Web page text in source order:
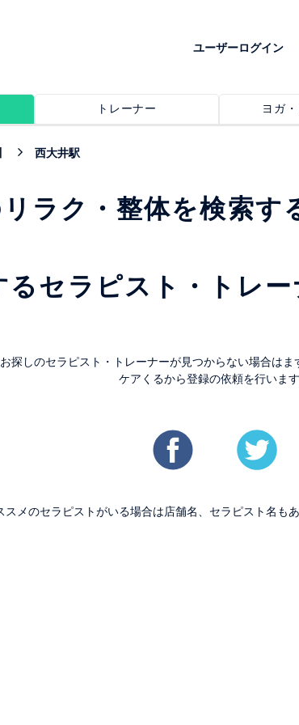
ユーザーログイン
トレーナー ヨガ
西大井駅
ラク・整体を検索す
るセラピスト・トレ
お探しのセラピスト・トレーナーが見つからない場合はま
ケアくるから登録の依頼を行います
スメのセラピストがいる場合は店舗名、セラピスト名も